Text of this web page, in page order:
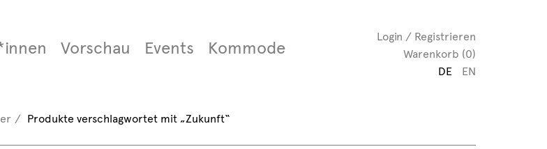
Vorschau Events Kommode
Login / Registrieren
Warenkorb (0)
DE
EN
Produkte verschlagwortet mit „Zukunft“